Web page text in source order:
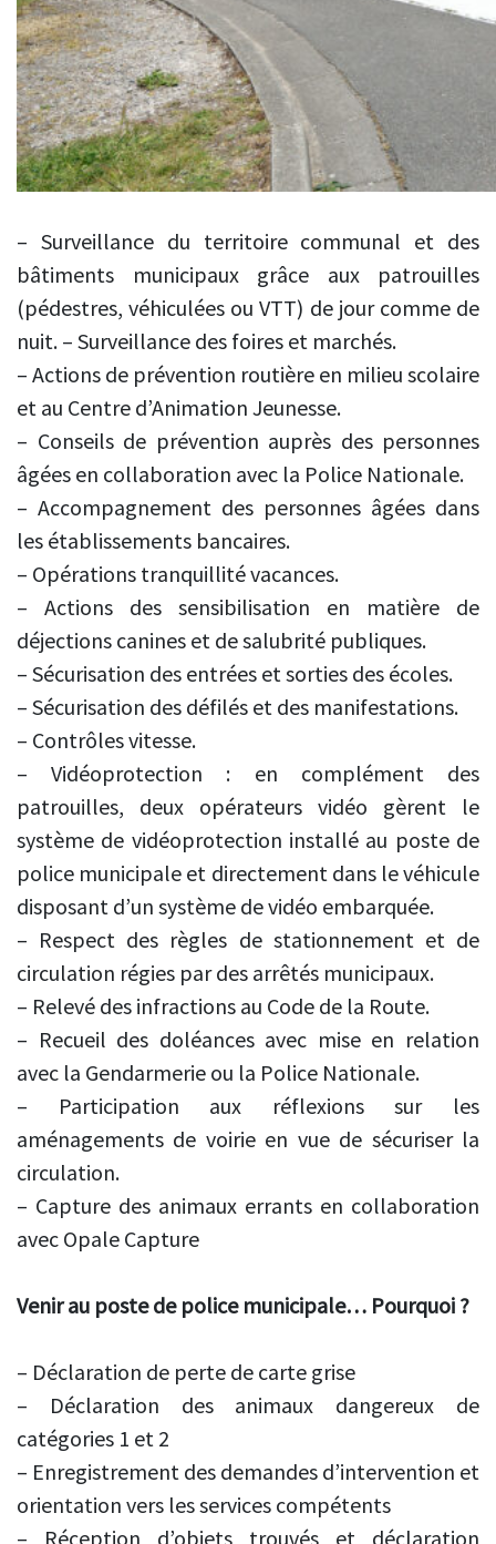
– Surveillance du territoire communal et des
bâtiments municipaux grâce aux patrouilles
(pédestres, véhiculées ou VTT) de jour comme de
nuit. – Surveillance des foires et marchés.
– Actions de prévention routière en milieu scolaire
et au Centre d’Animation Jeunesse.
– Conseils de prévention auprès des personnes
âgées en collaboration avec la Police Nationale.
– Accompagnement des personnes âgées dans
les établissements bancaires.
– Opérations tranquillité vacances.
– Actions des sensibilisation en matière de
déjections canines et de salubrité publiques.
– Sécurisation des entrées et sorties des écoles.
– Sécurisation des défilés et des manifestations.
– Contrôles vitesse.
– Vidéoprotection : en complément des
patrouilles, deux opérateurs vidéo gèrent le
système de vidéoprotection installé au poste de
police municipale et directement dans le véhicule
disposant d’un système de vidéo embarquée.
– Respect des règles de stationnement et de
circulation régies par des arrêtés municipaux.
– Relevé des infractions au Code de la Route.
– Recueil des doléances avec mise en relation
avec la Gendarmerie ou la Police Nationale.
– Participation aux réflexions sur les
aménagements de voirie en vue de sécuriser la
circulation.
– Capture des animaux errants en collaboration
avec Opale Capture
Venir au poste de police municipale… Pourquoi ?
– Déclaration de perte de carte grise
– Déclaration des animaux dangereux de
catégories 1 et 2
– Enregistrement des demandes d’intervention et
orientation vers les services compétents
– Réception d’objets trouvés et déclaration